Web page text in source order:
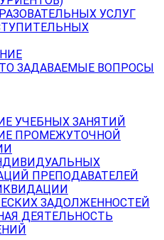
УСЛУГ
ЗАДАВАЕМЫЕ ВОПРОСЫ
УЧЕБНЫХ ЗАНЯТИЙ
ПРОМЕЖУТОЧНОЙ
ПРЕПОДАВАТЕЛЕЙ
ЗАДОЛЖЕННОСТЕЙ
ДЕЯТЕЛЬНОСТЬ